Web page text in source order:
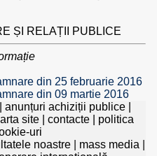
ȘI RELAȚII PUBLICE
din 25 februarie 2016
din 09 martie 2016
anunțuri achiziții publice
site contacte
politica
uri
noastre| mass media